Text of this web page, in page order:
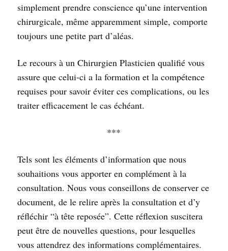
simplement prendre conscience qu’une intervention
chirurgicale, même apparemment simple, comporte
toujours une petite part d’aléas.
Le recours à un Chirurgien Plasticien qualifié vous
assure que celui-ci a la formation et la compétence
requises pour savoir éviter ces complications, ou les
traiter efficacement le cas échéant.
***
Tels sont les éléments d’information que nous
souhaitions vous apporter en complément à la
consultation. Nous vous conseillons de conserver ce
document, de le relire après la consultation et d’y
réfléchir “à tête reposée”. Cette réflexion suscitera
peut être de nouvelles questions, pour lesquelles
vous attendrez des informations complémentaires.